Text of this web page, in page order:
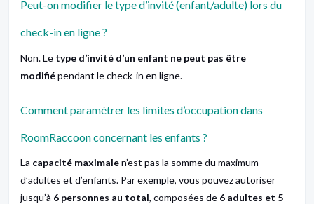
Peut-on modifier le type d’invité (enfant/adulte) lors du
check-in en ligne ?
Non. Le type d’invité d’un enfant ne peut pas être
modifiépendant le check-in en ligne.
Comment paramétrer les limites d’occupation dans
RoomRaccoon concernant les enfants ?
La capacité maximalen’est pas la somme du maximum
d’adultes et d’enfants. Par exemple, vous pouvez autoriser
jusqu’à 6 personnes au total, composées de 6 adultes et 5